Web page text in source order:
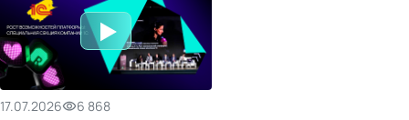
17.07.2026
6 868